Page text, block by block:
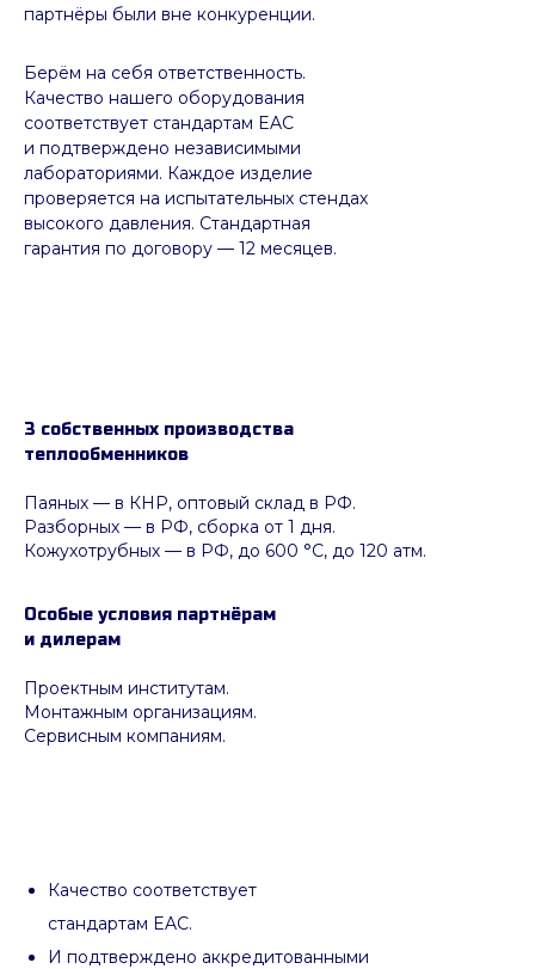
Берём на себя ответственность.
Качество нашего оборудования
соответствует стандартам EAC
и подтверждено независимыми
лабораториями. Каждое изделие
проверяется на испытательных стендах
высокого давления. Стандартная
гарантия по договору — 12 месяцев.
партнёры были вне конкуренции.
3 собственных производства
теплообменников
Паяных — в КНР, оптовый склад в РФ.
Разборных — в РФ, сборка от 1 дня.
Кожухотрубных — в РФ, до 600 °C, до 120 атм.
Особые условия партнёрам
и дилерам
Проектным институтам.
Монтажным организациям.
Сервисным компаниям.
Качество соответствует
стандартам EAC.
И подтверждено аккредитованными